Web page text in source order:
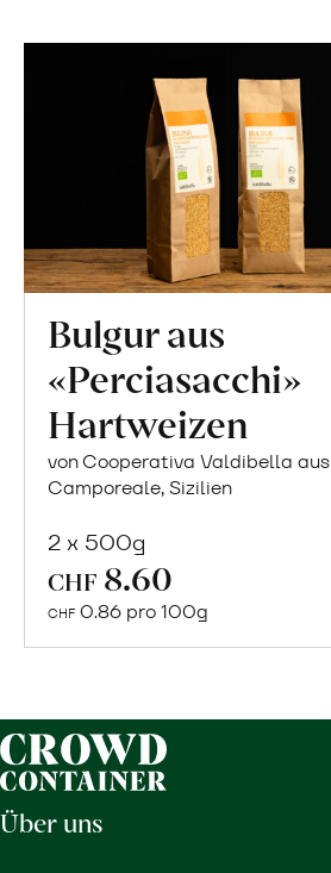
Bulgur aus
«Perciasacchi»
Hartweizen
von Cooperativa Valdibella aus
Camporeale, Sizilien
2 x 500g
CHF 8.60
CHF 0.86 pro 100gWarenkorb
Über uns